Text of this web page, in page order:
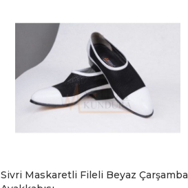
Sivri Maskaretli Fileli Beyaz Çarşamba